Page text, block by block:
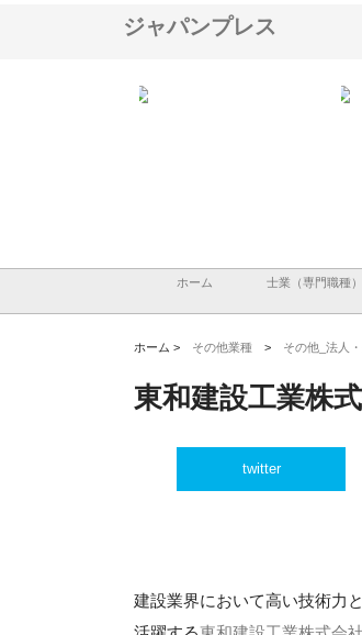
ジャパンプレス
ホーム 士業（専門職種）
ホーム > その他業種 > その他_法人
東和建設工業株
twitter
建設業界において高い技術力